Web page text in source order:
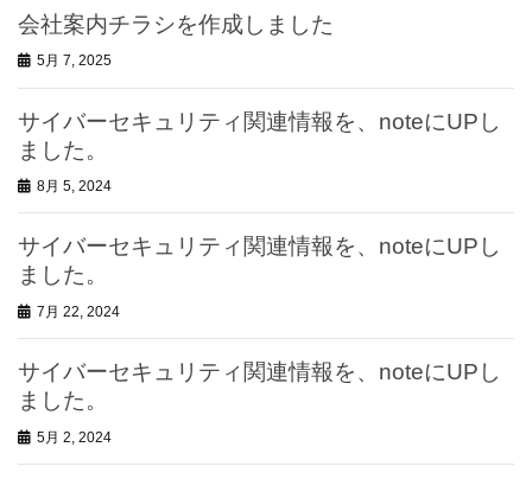
会社案内チラシを作成しました
5月 7, 2025
サイバーセキュリティ関連情報を、noteにUPし
ました。
8月 5, 2024
サイバーセキュリティ関連情報を、noteにUPし
ました。
7月 22, 2024
サイバーセキュリティ関連情報を、noteにUPし
ました。
5月 2, 2024